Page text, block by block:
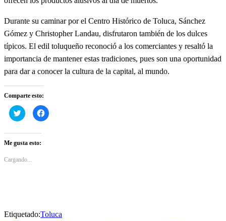
Durante su caminar por el Centro Histórico de Toluca, Sánchez
Gómez y Christopher Landau, disfrutaron también de los dulces
típicos. El edil toluqueño reconoció a los comerciantes y resaltó la
importancia de mantener estas tradiciones, pues son una oportunidad
para dar a conocer la cultura de la capital, al mundo.
Comparte esto:
Haz
clic
en
Twitter
(Se
en
Haz
clic
Me gusta esto:
Cargando...
Etiquetado:Toluca